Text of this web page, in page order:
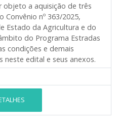
objeto a aquisição de três
Convênio nº 363/2025,
Estado da Agricultura e do
do Programa Estradas
condições e demais
neste edital e seus anexos.